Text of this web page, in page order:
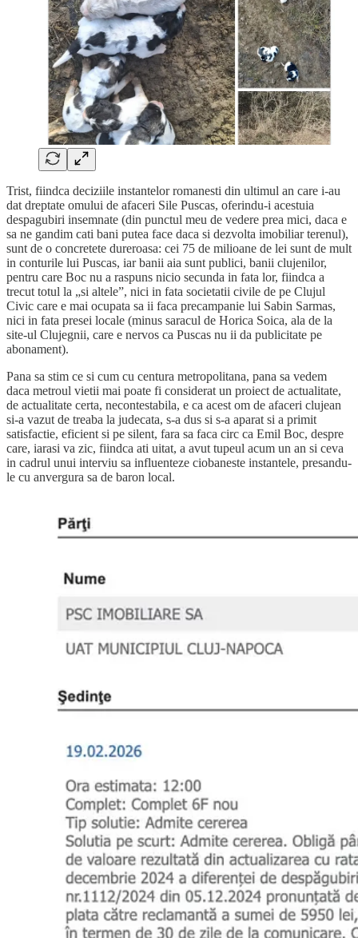
Trist, fiindca deciziile instantelor romanesti din ultimul an care i-au
dat dreptate omului de afaceri Sile Puscas, oferindu-i acestuia
despagubiri insemnate (din punctul meu de vedere prea mici, daca e
sa ne gandim cati bani putea face daca si dezvolta imobiliar terenul),
sunt de o concretete dureroasa: cei 75 de milioane de lei sunt de mult
in conturile lui Puscas, iar banii aia sunt publici, banii clujenilor,
pentru care Boc nu a raspuns nicio secunda in fata lor, fiindca a
trecut totul la „si altele”, nici in fata societatii civile de pe Clujul
Civic care e mai ocupata sa ii faca precampanie lui Sabin Sarmas,
nici in fata presei locale (minus saracul de Horica Soica, ala de la
site-ul Clujegnii, care e nervos ca Puscas nu ii da publicitate pe
abonament).
Pana sa stim ce si cum cu centura metropolitana, pana sa vedem
daca metroul vietii mai poate fi considerat un proiect de actualitate,
de actualitate certa, necontestabila, e ca acest om de afaceri clujean
si-a vazut de treaba la judecata, s-a dus si s-a aparat si a primit
satisfactie, eficient si pe silent, fara sa faca circ ca Emil Boc, despre
care, iarasi va zic, fiindca ati uitat, a avut tupeul acum un an si ceva
in cadrul unui interviu sa influenteze ciobaneste instantele, presandu-
le cu anvergura sa de baron local.